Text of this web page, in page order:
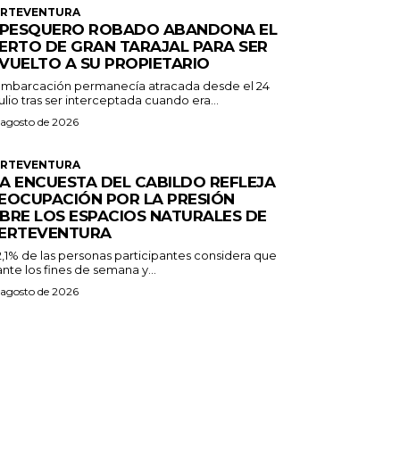
ROBADO ABANDONA EL
DE GRAN TARAJAL PARA SER
A SU PROPIETARIO
permanecía atracada desde el 24
tras ser interceptada cuando era...
de 2026
ENCUESTA DEL CABILDO REFLEJA
POR LA PRESIÓN
LOS ESPACIOS NATURALES DE
de las personas participantes considera que
los fines de semana y...
de 2026